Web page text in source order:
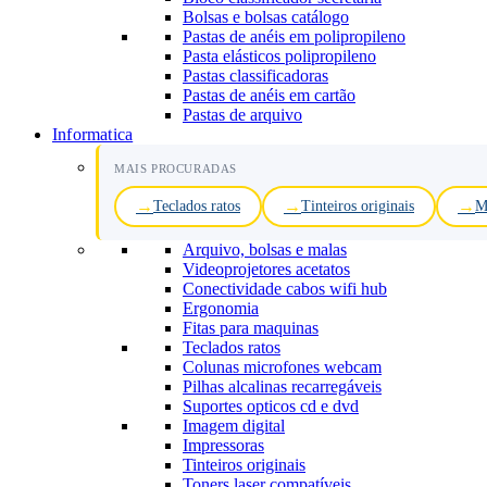
Bolsas e bolsas catálogo
Pastas de anéis em polipropileno
Pasta elásticos polipropileno
Pastas classificadoras
Pastas de anéis em cartão
Pastas de arquivo
Informatica
MAIS PROCURADAS
Teclados ratos Tinteiros originais
Arquivo, bolsas e malas
Videoprojetores acetatos
Conectividade cabos wifi hub
Ergonomia
Fitas para maquinas
Teclados ratos
Colunas microfones webcam
Pilhas alcalinas recarregáveis
Suportes opticos cd e dvd
Imagem digital
Impressoras
Tinteiros originais